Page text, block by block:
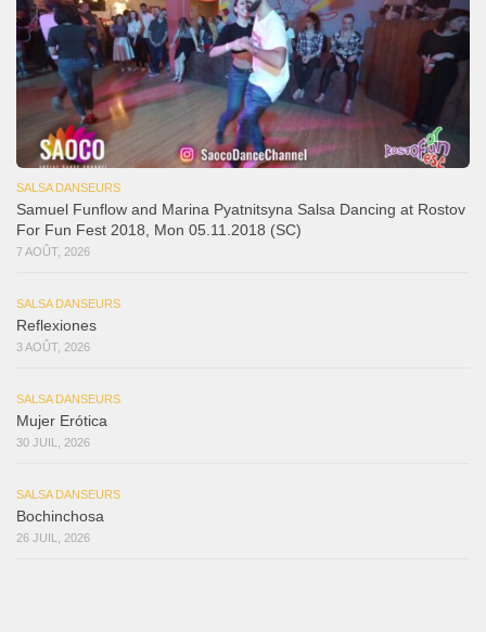
SALSA DANSEURS
Samuel Funflow and Marina Pyatnitsyna Salsa Dancing at Rostov
For Fun Fest 2018, Mon 05.11.2018 (SC)
7 AOÛT, 2026
SALSA DANSEURS
Reflexiones
3 AOÛT, 2026
SALSA DANSEURS
Mujer Erótica
30 JUIL, 2026
SALSA DANSEURS
Bochinchosa
26 JUIL, 2026